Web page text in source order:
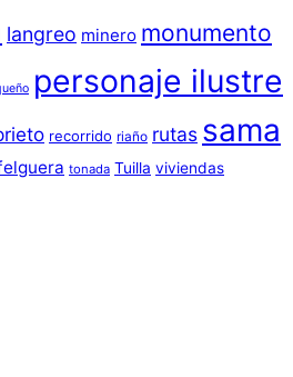
langreo minero monumento
personaje ilustre
recorrido riaño rutas sama
tonada Tuilla viviendas